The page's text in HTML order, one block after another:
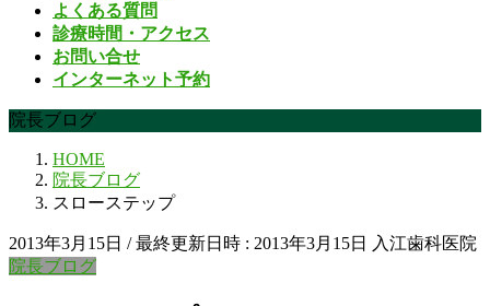
よくある質問
診療時間・アクセス
お問い合せ
インターネット予約
院長ブログ
HOME
院長ブログ
スローステップ
2013年3月15日 / 最終更新日時 : 2013年3月15日
入江歯科医院
院長ブログ